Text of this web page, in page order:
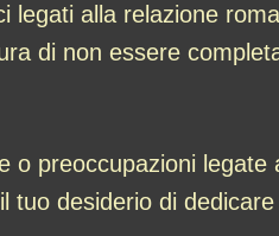
legati alla relazione
di non essere
o preoccupazioni legate
desiderio di